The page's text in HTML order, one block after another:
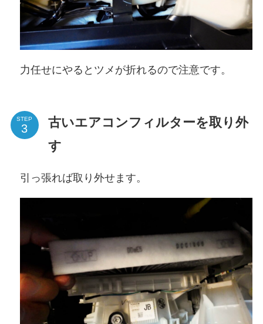
力任せにやるとツメが折れるので注意です。
STEP
古いエアコンフィルターを取り外
す
引っ張れば取り外せます。